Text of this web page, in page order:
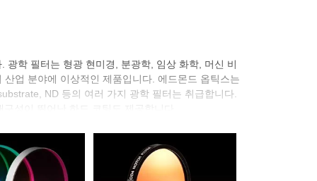
학 필터는 형광 현미경, 분광학, 임상 화학, 머신 비
업 분야에 이상적인 제품입니다. 에드몬드 옵틱스는
ND 등의 여러 가지 광학 필터는 취급합니다.
Filter는 컷온 파장보다 길거나 컷오프 파장보다
용하는 반면 ND Filter는 스펙트럼 일부 구간에서 투